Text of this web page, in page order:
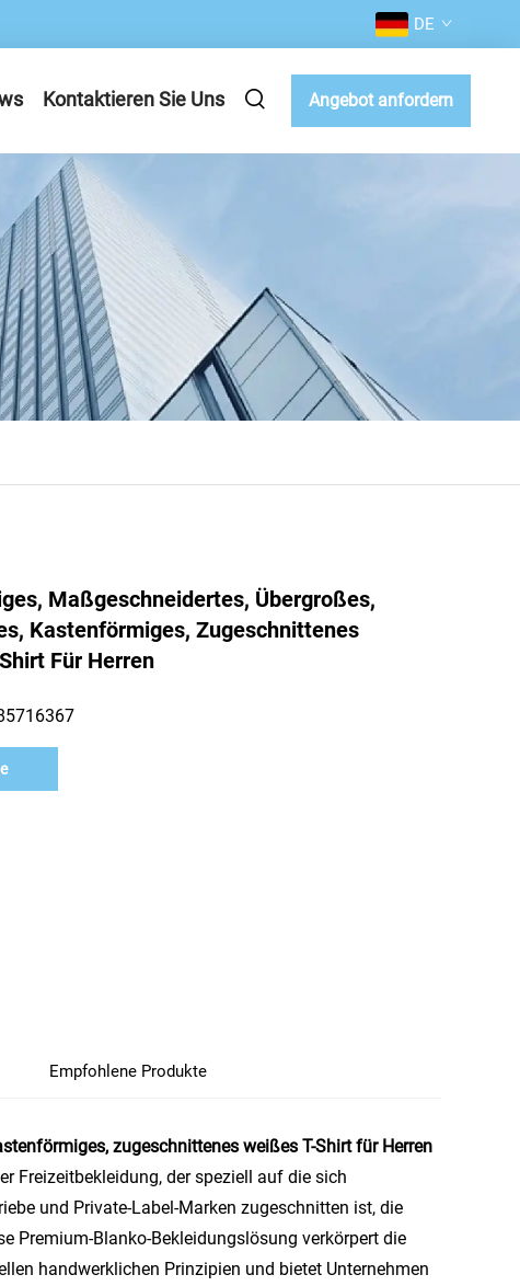
DE
Kontaktieren Sie Uns Angebot anfordern
Maßgeschneidertes, Übergroßes,
Kastenförmiges, Zugeschnittenes
Für Herren
Empfohlene Produkte
zugeschnittenes weißes T-Shirt für Herren
Freizeitbekleidung, der speziell auf die sich
und Private-Label-Marken zugeschnitten ist, die
Premium-Blanko-Bekleidungslösung verkörpert die
handwerklichen Prinzipien und bietet Unternehmen